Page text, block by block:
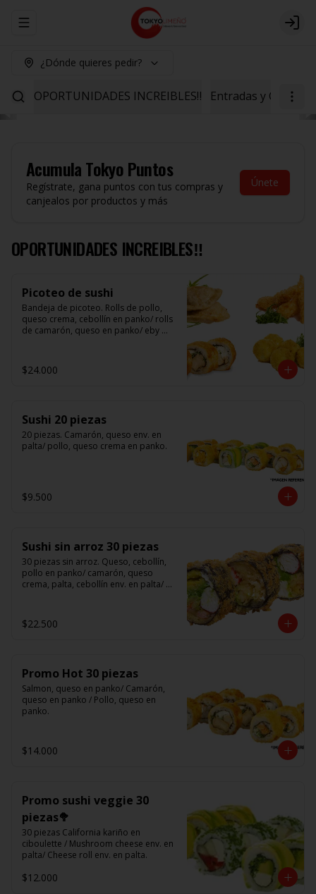
Abrir menu de navegación Login
¿Dónde quieres pedir?
OPORTUNIDADES INCREIBLES‼️ Entradas y
AcumulaTokyo Puntos
Regístrate, gana puntos con tus compras y
canjealos por productos y más
Únete
OPORTUNIDADES INCREIBLES‼️
Picoteo de sushi
Bandeja de picoteo. Rolls de pollo,
queso crema, cebollín en panko/ rolls
de camarón, queso en panko/ eby
crema)/ gyosas mixtas.
$24.000
Sushi 20 piezas
20 piezas. Camarón, queso env. en
palta/ pollo, queso crema en panko.
$9.500
Sushi sin arroz 30 piezas
30 piezas sin arroz. Queso, cebollín,
pollo en panko/ camarón, queso
crema, palta, cebollín env. en palta/
(Foto referencial)
$22.500
Promo Hot 30 piezas
Salmon, queso en panko/ Camarón,
queso en panko / Pollo, queso en
panko.
$14.000
Promo sushi veggie 30
piezas🥦
30 piezas California kariño en
ciboulette / Mushroom cheese env. en
palta/ Cheese roll env. en palta.
$12.000